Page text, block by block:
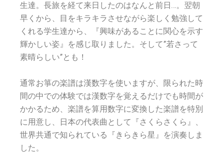
生達。長旅を経て来日したのはなんと前日…。翌朝
早くから、目をキラキラさせながら楽しく勉強して
くれる学生達から、『興味があることに関心を示す
輝かしい姿』を感じ取りました。そして”若さって
素晴らしい”とも！
通常お箏の楽譜は漢数字を使いますが、限られた時
間の中での体験では漢数字を覚えるだけでも時間が
かかるため、楽譜を算用数字に変換した楽譜を特別
に用意し、日本の代表曲として『さくらさくら』、
世界共通で知られている『きらきら星』を演奏しま
した。